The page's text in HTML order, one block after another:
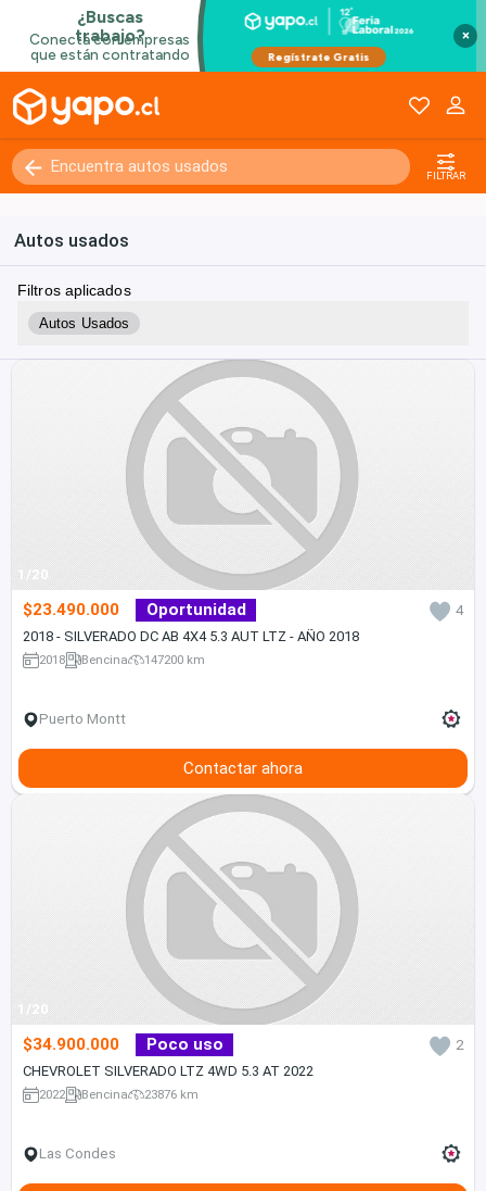
×
FILTRAR
Autos usados
Filtros aplicados
Autos Usados
1/20
$23.490.000 Oportunidad
4
2018 - SILVERADO DC AB 4X4 5.3 AUT LTZ - AÑO 2018
2018 Bencina 147200 km
Puerto Montt
Contactar ahora
1/20
$34.900.000 Poco uso
2
CHEVROLET SILVERADO LTZ 4WD 5.3 AT 2022
2022 Bencina 23876 km
Las Condes